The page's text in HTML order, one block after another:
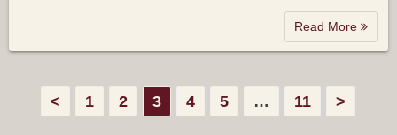
Read More
< 1 2 3 4 5 … 11 >